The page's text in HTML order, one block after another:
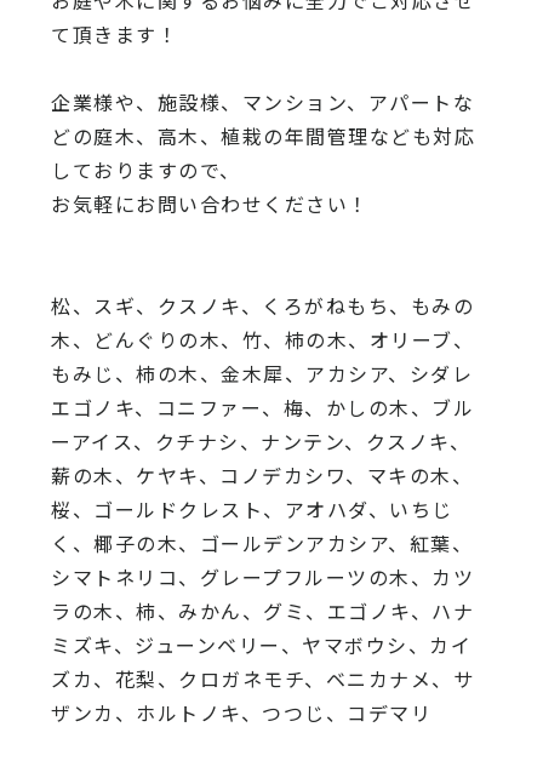
て頂きます！
企業様や、施設様、マンション、アパートな
どの庭木、高木、植栽の年間管理なども対応
しておりますので、
お気軽にお問い合わせください！
松、スギ、クスノキ、くろがねもち、もみの
木、どんぐりの木、 竹、柿の木、オリーブ、
もみじ、柿の木、金木犀、アカシア、 シダレ
エゴノキ、コニファー、梅、かしの木、ブル
ーアイス、 クチナシ、ナンテン、クスノキ、
薪の木、ケヤキ、コノデカシワ、マキの木、
桜、 ゴールドクレスト、アオハダ、いちじ
く、椰子の木、 ゴールデンアカシア、紅葉、
シマトネリコ、 グレープフルーツの木、カツ
ラの木、柿、みかん、グミ、 エゴノキ、ハナ
ミズキ、ジューンベリー、ヤマボウシ、カイ
ズカ、 花梨、クロガネモチ、ベニカナメ、サ
ザンカ、ホルトノキ、 つつじ、コデマリ